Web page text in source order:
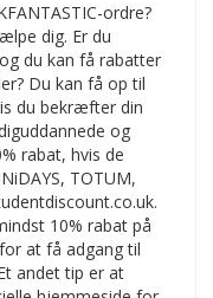
ordre?
dig. Er du
du kan få rabatter
Du kan få op til
du bekræfter din
og
rabat, hvis de
TOTUM,
10% rabat på
at få adgang til
andet tip er at